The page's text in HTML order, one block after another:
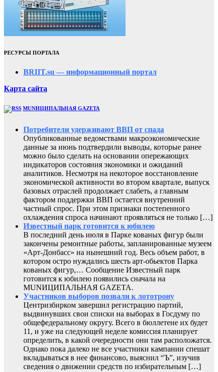
РЕСУРСЫ ПОРТАЛА
BRIIT.su — информационный портал
Карта сайта
MUNИЦИПАЛЬНАЯ GAZЕТА
Потребители удерживают ВВП от спада
Опубликованные ведомствами макроэкономические
данные за июнь подтвердили выводы, которые ранее
можно было сделать на основании опережающих
индикаторов состояния экономики и ожиданий
аналитиков. Несмотря на некоторое восстановление
экономической активности во втором квартале, выпуск
базовых отраслей продолжает слабеть, а главным
фактором поддержки ВВП остается внутренний
частный спрос. При этом признаки постепенного
охлаждения спроса начинают проявляться не только […]
Известный парк готовится к юбилею
В последний день июля в Парке кованых фигур были
закончены ремонтные работы, запланированные музеем
«Арт-Донбасс» на нынешний год. Весь объем работ, в
котором остро нуждались шесть арт-обьектов Парка
кованых фигур,… Сообщение Известный парк
готовится к юбилею появились сначала на
MUNИЦИПАЛЬНАЯ GAZЕТА.
Участников выборов позвали к лототрону
Центризбирком завершил регистрацию партий,
выдвинувших свои списки на выборах в Госдуму по
общефедеральному округу. Всего в бюллетене их будет
11, и уже на следующей неделе комиссия планирует
определить, в какой очередности они там расположатся.
Однако пока далеко не все участники кампании спешат
вкладываться в нее финансово, выяснил “Ъ”, изучив
сведения о движении средств по избирательным […]